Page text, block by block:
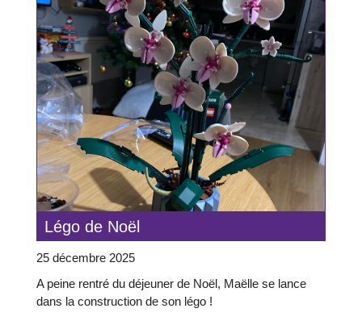
Légo de Noël
25 décembre 2025
A peine rentré du déjeuner de Noël, Maëlle se lance
dans la construction de son légo !